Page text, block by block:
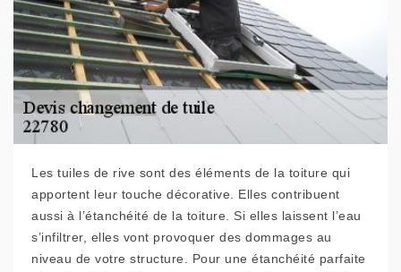
Les tuiles de rive sont des éléments de la toiture qui
apportent leur touche décorative. Elles contribuent
aussi à l’étanchéité de la toiture. Si elles laissent l’eau
s’infiltrer, elles vont provoquer des dommages au
niveau de votre structure. Pour une étanchéité parfaite